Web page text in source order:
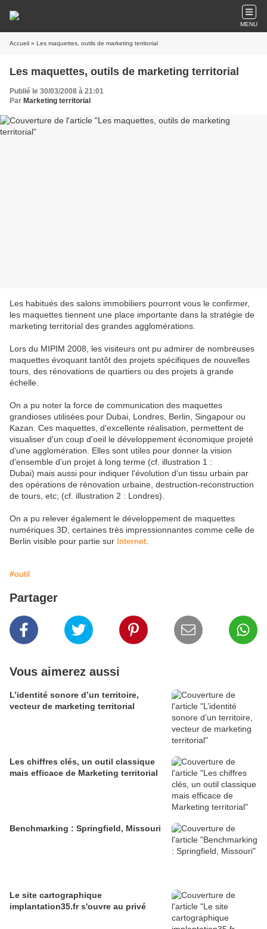
MENU
Accueil » Les maquettes, outils de marketing territorial
Les maquettes, outils de marketing territorial
Publié le 30/03/2008 à 21:01
Par Marketing territorial
Les habitués des salons immobiliers pourront vous le confirmer,
les maquettes tiennent une place importante dans la stratégie de
marketing territorial des grandes agglomérations.
Lors du MIPIM 2008, les visiteurs ont pu admirer de nombreuses
maquettes évoquant tantôt des projets spécifiques de nouvelles
tours, des rénovations de quartiers ou des projets à grande
échelle.
On a pu noter la force de communication des maquettes
grandioses utilisées pour Dubai, Londres, Berlin, Singapour ou
Kazan. Ces maquettes, d'excellente réalisation, permettent de
visualiser d'un coup d'oeil le développement économique projeté
d'une agglomération. Elles sont utiles pour donner la vision
d'ensemble d'un projet à long terme (cf. illustration 1 :
Dubai) mais aussi pour indiquer l'évolution d'un tissu urbain par
des opérations de rénovation urbaine, destruction-reconstruction
de tours, etc; (cf. illustration 2 : Londres).
On a pu relever également le développement de maquettes
numériques 3D, certaines très impressionnantes comme celle de
Berlin visible pour partie sur Internet
#outil
Partager
Vous aimerez aussi
L’identité sonore d’un territoire,
vecteur de marketing territorial
Les chiffres clés, un outil classique
mais efficace de Marketing territorial
Benchmarking : Springfield, Missouri
Le site cartographique
implantation35.fr s'ouvre au privé